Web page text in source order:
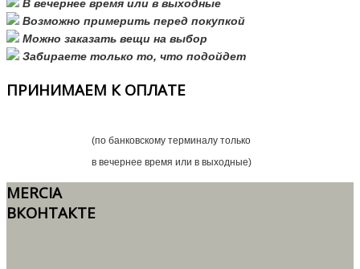
В вечернее время или в выходные
Возможно примерить перед покупкой
Можно заказать вещи на выбор
Забираете только то, что подойдет
ПРИНИМАЕМ К ОПЛАТЕ
(по банковскому терминалу только
в вечернее время или в выходные)
MERCIA
ВКОНТАКТЕ